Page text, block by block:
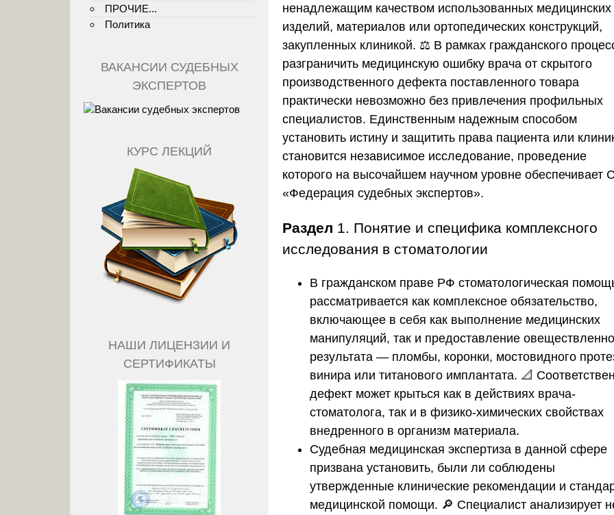
ненадлежащим качеством использованных медицинских
изделий, материалов или ортопедических конструкций,
закупленных клиникой. ⚖️ В рамках гражданского
разграничить медицинскую ошибку врача от скрытого
производственного дефекта поставленного товара
практически невозможно без привлечения профильных
специалистов. Единственным надежным способом
установить истину и защитить права пациента или
становится независимое исследование, проведение
которого на высочайшем научном уровне обеспечивает
«Федерация судебных экспертов».
Раздел 1. Понятие и специфика комплексного
исследования в стоматологии
В гражданском праве РФ стоматологическая
рассматривается как комплексное обязательство,
включающее в себя как выполнение медицинских
манипуляций, так и предоставление
результата — пломбы, коронки, мостовидного
винира или титанового имплантата. 📐
дефект может крыться как в действиях врача-
стоматолога, так и в физико-химических свойствах
внедренного в организм материала.
Судебная медицинская экспертиза в данной сфере
призвана установить, были ли соблюдены
утвержденные клинические рекомендации и
медицинской помощи. 🔎 Специалист анализирует
ПРОЧИЕ...
Политика
ВАКАНСИИ СУДЕБНЫХ
ЭКСПЕРТОВ
КУРС ЛЕКЦИЙ
НАШИ ЛИЦЕНЗИИ И
СЕРТИФИКАТЫ